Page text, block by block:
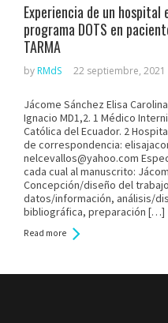
Experiencia de un
programa DOTS en
TARMA
by RMdS 22 septiembre, 2021
Jácome Sánchez Elisa
Ignacio MD1,2. 1 Médico
Católica del Ecuador. 2
de correspondencia:
nelcevallos@yahoo.com
cada cual al manuscrito:
Concepción/diseño del
datos/información, análisis/
bibliográfica, preparación […]
Read more